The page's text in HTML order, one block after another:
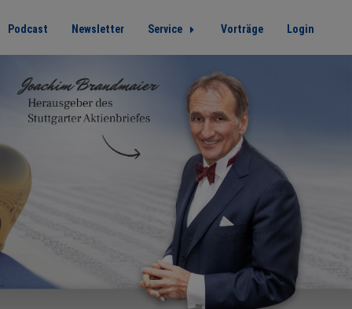
Podcast Newsletter Service Vorträge Login